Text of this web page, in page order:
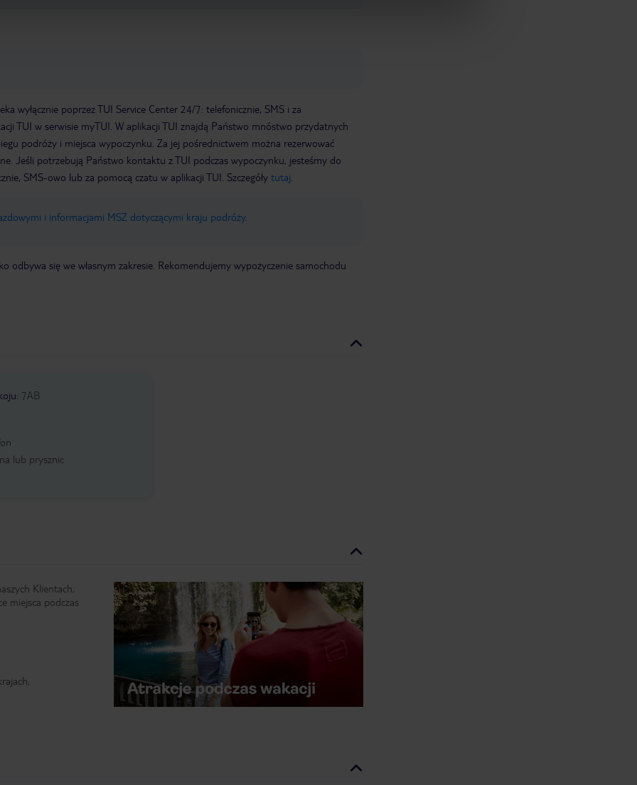
wyłącznie poprzez TUI Service Center 24/7: telefonicznie, SMS i za
TUI w serwisie myTUI. W aplikacji TUI znajdą Państwo mnóstwo przydatnych
podróży i miejsca wypoczynku. Za jej pośrednictwem można rezerwować
Jeśli potrzebują Państwo kontaktu z TUI podczas wypoczynku, jesteśmy do
SMS-owo lub za pomocą czatu w aplikacji TUI. Szczegóły tutaj
i informacjami MSZ dotyczącymi kraju podróży.
odbywa się we własnym zakresie. Rekomendujemy wypożyczenie samochodu
: 7AB
lub prysznic
Klientach,
miejsca podczas